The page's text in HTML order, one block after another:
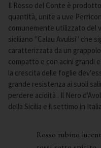
Il Rosso del Conte è
quantità, unite a uve
comunemente utilizzato del
siciliano "Calau Avulisi" che
caratterizzata da un
compatto e con acini grandi
la crescita delle foglie
grande resistenza ai suoli
perdere acidità . Il Nero
della Sicilia e il settimo in
Rosso rubino